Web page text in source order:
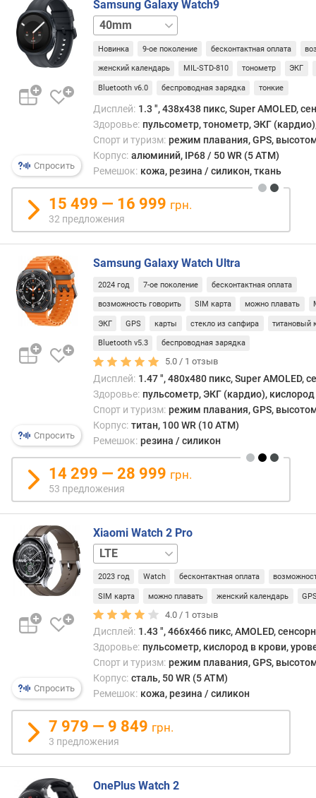
м
у
л
я
т
р
ч
)
в
р
е
м
я
р
а
б
т
ы
ч
н
й
ж
и
м
)
(
д
н
е
в
р
м
б
Спросить
Samsung Galaxy Watch9
40mm
LTE44mm
Новинка 9-ое поколение бесконтактная оплата
женский календарь MIL-STD-810 тонометр ЭКГ
Bluetooth v6.0 беспроводная зарядка тонкие
Дисплей: 1.3 ", 438x438 пикс, Super AMOLED,
Здоровье: пульсометр, тонометр, ЭКГ
Спорт и туризм: режим плавания, GPS,
Корпус: алюминий, IP68 / 50 WR (5 ATM)
Ремешок: кожа, резина / силикон, ткань
15 499 — 16 999 грн.
32 предложения
Спросить
Samsung Galaxy Watch Ultra
2024 год 7-ое поколение бесконтактная оплата
возможность говорить SIM карта можно плавать
ЭКГ GPS карты стекло из сапфира титановый
Bluetooth v5.3 беспроводная зарядка
5.0 / 1 отзыв
Дисплей: 1.47 ", 480x480 пикс, Super AMOLED,
Здоровье: пульсометр, ЭКГ (кардио),
Спорт и туризм: режим плавания, GPS,
Корпус: титан, 100 WR (10 ATM)
Ремешок: резина / силикон
14 299 — 28 999 грн.
53 предложения
Спросить
Xiaomi Watch 2 Pro
Wi-
Fi
2023 год Watch бесконтактная оплата
SIM карта можно плавать женский календарь
4.0 / 1 отзыв
Дисплей: 1.43 ", 466x466 пикс, AMOLED,
Здоровье: пульсометр, кислород в крови,
Спорт и туризм: режим плавания, GPS,
Корпус: сталь, 50 WR (5 ATM)
Ремешок: кожа, резина / силикон
7 979 — 9 849 грн.
3 предложения
OnePlus Watch 2